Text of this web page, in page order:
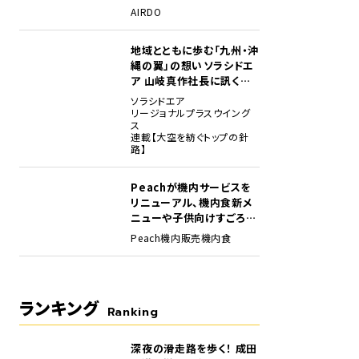
場
AIRDO
地域とともに歩む「九州・沖
縄の翼」の想い――ソラシドエ
ア 山岐真作社長に訊く就
任1年の手応え
ソラシドエア
リージョナルプラスウイング
ス
連載【大空を紡ぐトップの針
路】
Peachが機内サービスを
リニューアル、機内食新メ
ニューや子供向けすごろく
など
Peach機内販売機内食
ランキング Ranking
深夜の滑走路を歩く！ 成田